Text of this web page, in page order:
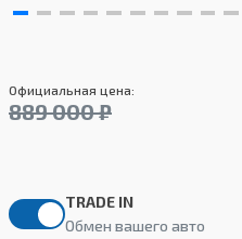
Официальная цена:
889 000 ₽
TRADE IN
Обмен вашего авто